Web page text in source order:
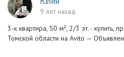
9 лет назад
3-к квартира, 50 м², 2/3 эт. - купить,
Томской области на Avito —